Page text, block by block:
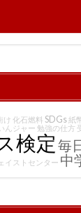
け 化石燃料 SDGs紙
んジャー 勉強の仕方
検定 毎
イストセンター 中